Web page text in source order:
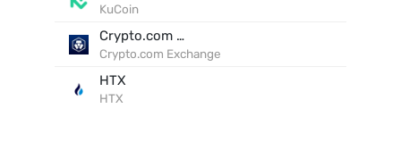
KuCoin
Crypto.com Exchange
Crypto.com Exchange
HTX
HTX